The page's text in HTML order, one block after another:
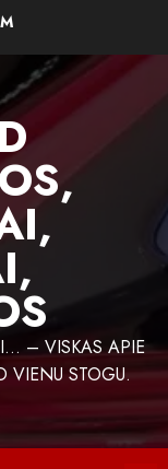
– VISKAS APIE
VIENU STOGU.